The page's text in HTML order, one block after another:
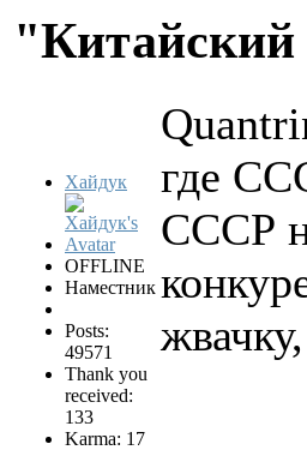
"Китайский
Хайдук
OFFLINE
Наместник
Posts:
49571
Thank you
received:
133
Karma: 17
где
СССР